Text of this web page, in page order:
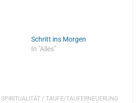
Schritt ins Morgen
In "Alles"
SPIRITUALITÄT/ TAUFE/TAUFERNEUERUNG